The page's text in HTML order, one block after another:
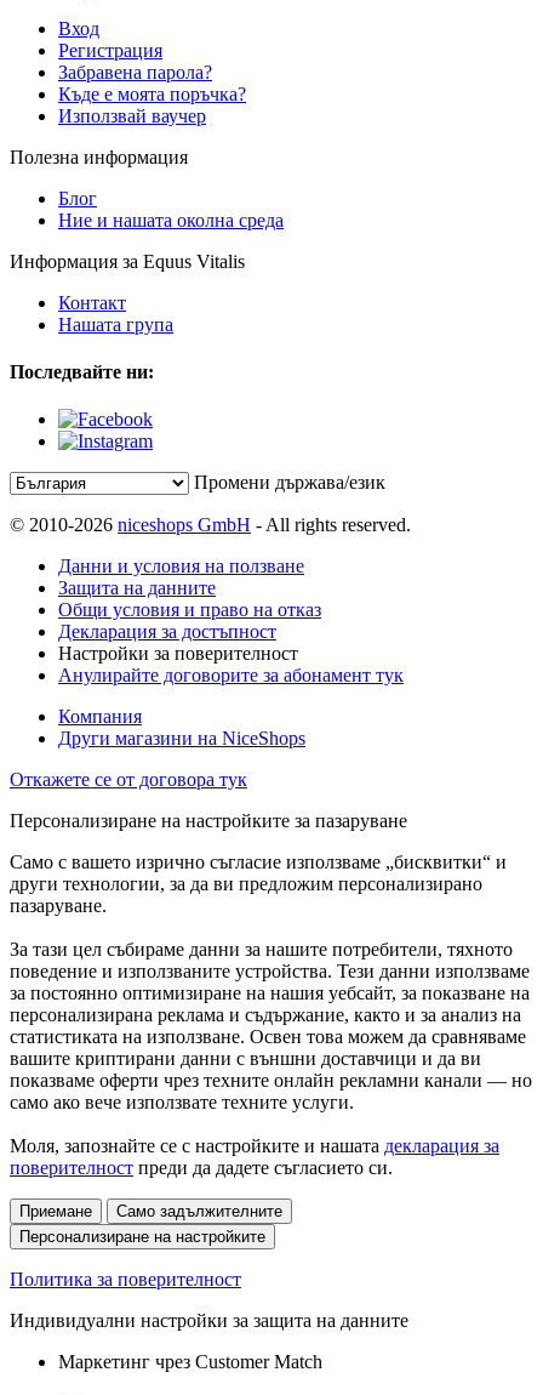
Вход
Регистрация
Забравена парола?
Къде е моята поръчка?
Използвай ваучер
Полезна информация
Блог
Ние и нашата околна среда
Информация за Equus Vitalis
Контакт
Нашата група
Последвайте ни:
Промени държава/език
© 2010-2026 niceshops GmbH - All rights reserved.
Данни и условия на ползване
Защита на данните
Общи условия и право на отказ
Декларация за достъпност
Настройки за поверителност
Анулирайте договорите за абонамент тук
Компания
Други магазини на NiceShops
Откажете се от договора тук
Персонализиране на настройките за пазаруване
Само с вашето изрично съгласие използваме „бисквитки“ и
други технологии, за да ви предложим персонализирано
пазаруване.
За тази цел събираме данни за нашите потребители, тяхното
поведение и използваните устройства. Тези данни използваме
за постоянно оптимизиране на нашия уебсайт, за показване на
персонализирана реклама и съдържание, както и за анализ на
статистиката на използване. Освен това можем да сравняваме
вашите криптирани данни с външни доставчици и да ви
показваме оферти чрез техните онлайн рекламни канали — но
само ако вече използвате техните услуги.
Моля, запознайте се с настройките и нашата декларация за
поверителност преди да дадете съгласието си.
Приемане
Само задължителните
Персонализиране на настройките
Политика за поверителност
Индивидуални настройки за защита на данните
Маркетинг чрез Customer Match